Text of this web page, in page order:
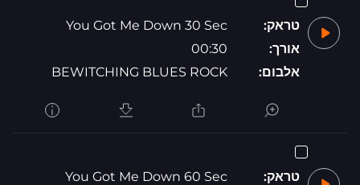
טראק:
You Got Me Down 30 Sec
אורך:
00:30
אלבום:
BEWITCHING BLUES ROCK
טראק:
You Got Me Down 60 Sec